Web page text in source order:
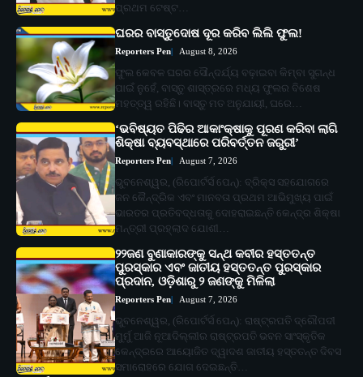
ପ୍ରଥମ ଟେଷ୍ଟ…
ଘରର ବାସ୍ତୁଦୋଷ ଦୂର କରିବ ଲିଲି ଫୁଲ!
Reporters Pen August 8, 2026
ଫୁଲ କେବଳ ଘରର ସୌନ୍ଦର୍ଯ୍ୟ ବଢ଼ାଇବା କିମ୍ବା ସୁଗନ୍ଧ
ପାଇଁ ନୁହେଁ, ବାସ୍ତୁ ଶାସ୍ତ୍ରରେ ମଧ୍ୟ ଫୁଲର ବିଶେଷ
ମହତ୍ତ୍ୱ ରହିଛି। ବାସ୍ତୁ ମତ ଅନୁଯାୟୀ, ଘରେ…
‘ଭବିଷ୍ୟତ ପିଢିର ଆକାଂକ୍ଷାକୁ ପୂରଣ କରିବା ଲାଗି
ଶିକ୍ଷା ବ୍ୟବସ୍ଥାରେ ପରିବର୍ତ୍ତନ ଜରୁରୀ’
Reporters Pen August 7, 2026
ଭୁବନେଶ୍ୱର, (ରିପୋର୍ଟର୍ସ ପେନ୍‌): ବ୍ରିକ୍ସ ସହଯୋଗରେ
ଜନ କୈନ୍ଦ୍ରିକ ଏବଂ ମାନବତା ପ୍ରଥମ ଆଭିମୁଖ୍ୟ ପାଇଁ
ଭାରତର ପ୍ରତିବଦ୍ଧତାକୁ ଦୋହରାଇଛନ୍ତି କେନ୍ଦ୍ର ଶିକ୍ଷା
ମନ୍ତ୍ରୀ ପ୍ରହ୍ଲାଦ ଯୋଶୀ…
୨୨ଜଣ ବୁଣାକାରଙ୍କୁ ସନ୍ଥ କବୀର ହସ୍ତତନ୍ତ
ପୁରସ୍କାର ଏବଂ ଜାତୀୟ ହସ୍ତତନ୍ତ ପୁରସ୍କାର
ପ୍ରଦାନ, ଓଡ଼ିଶାରୁ ୨ ଜଣଙ୍କୁ ମିଳିଲା
Reporters Pen August 7, 2026
ଭୁବନେଶ୍ୱର, (ରିପୋର୍ଟର୍ସ ପେନ୍‌): ରାଷ୍ଟ୍ରପତି ଦ୍ରୌପଦୀ
ମୁର୍ମୁ ଆଜି ନୂଆଦିଲ୍ଲୀର ରାଷ୍ଟ୍ରପତି ଭବନ ସାଂସ୍କୃତିକ
କେନ୍ଦ୍ରରେ ଆୟୋଜିତ ଦ୍ୱାଦଶ ଜାତୀୟ ହସ୍ତତନ୍ତ ଦିବସ
ସମାରୋହରେ ଯୋଗ ଦେଇଛନ୍ତି…